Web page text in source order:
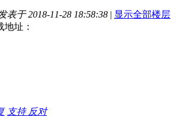
表于 2018-11-28 18:58:38 | 显示全部楼层
地址：
支持 反对